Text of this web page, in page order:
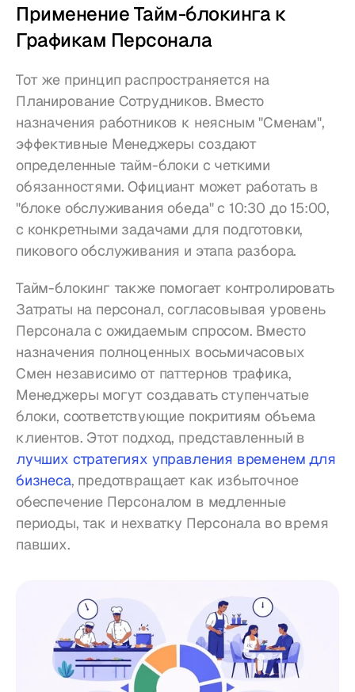
Применение Тайм-блокинга к
Графикам Персонала
Тот же принцип распространяется на
Планирование Сотрудников. Вместо
назначения работников к неясным "Сменам",
эффективные Менеджеры создают
определенные тайм-блоки с четкими
обязанностями. Официант может работать в
"блоке обслуживания обеда" с 10:30 до 15:00,
с конкретными задачами для подготовки,
пикового обслуживания и этапа разбора.
Тайм-блокинг также помогает контролировать
Затраты на персонал, согласовывая уровень
Персонала с ожидаемым спросом. Вместо
назначения полноценных восьмичасовых
Смен независимо от паттернов трафика,
Менеджеры могут создавать ступенчатые
блоки, соответствующие покритиям объема
лучших стратегиях управления временем для
бизнеса, предотвращает как избыточное
обеспечение Персоналом в медленные
периоды, так и нехватку Персонала во время
павших.